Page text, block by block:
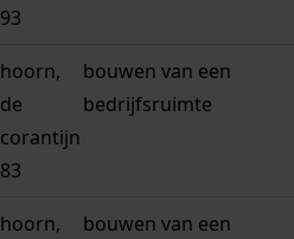
93
hoorn,
de
corantijn
83
bouwen van een
bedrijfsruimte
hoorn,
bouwen van een